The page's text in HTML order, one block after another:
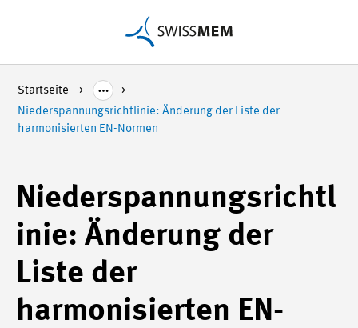
Startseite
Niederspannungsrichtlinie: Änderung der Liste der
harmonisierten EN-Normen
Niederspannungsrichtl
inie: Änderung der
Liste der
harmonisierten EN-